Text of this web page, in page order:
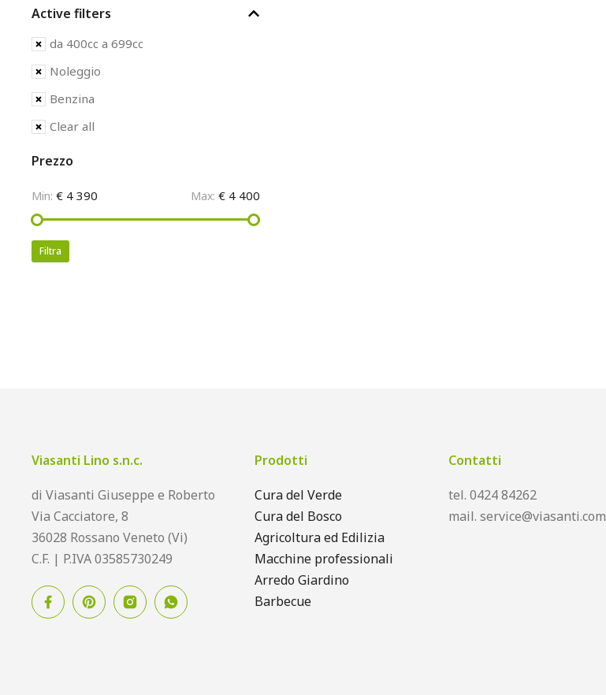
Active filters
da 400cc a 699cc
Noleggio
Benzina
Clear all
Prezzo
Min: € 4 390 Max: € 4 400
Filtra
Viasanti Lino s.n.c.
di Viasanti Giuseppe e Roberto
Via Cacciatore, 8
36028 Rossano Veneto (Vi)
C.F. | P.IVA 03585730249
Prodotti
Cura del Verde
Cura del Bosco
Agricoltura ed Edilizia
Macchine professionali
Arredo Giardino
Barbecue
Contatti
tel. 0424 84262
mail. service@viasanti.com